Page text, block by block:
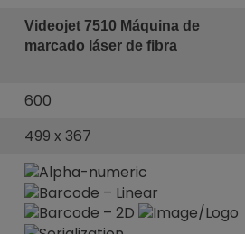
Videojet 7510 Máquina de
marcado láser de fibra
600
499 x 367